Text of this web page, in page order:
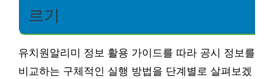
르기
유치원알리미 정보 활용 가이드를 따라 공시 정보를
비교하는 구체적인 실행 방법을 단계별로 살펴보겠